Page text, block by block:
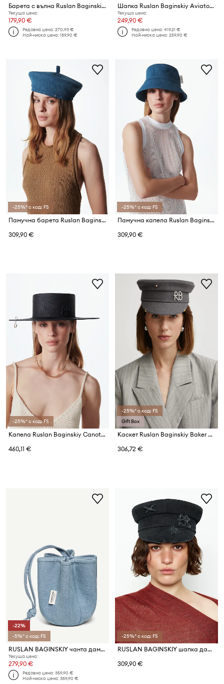
Барета с вълна Ruslan Baginskiy Beret
Текуща цена:
179,90 €
Редовна цена:270,93 €
Най-ниска цена:189,90 €
Шапка Ruslan Baginskiy Aviator Hat
Текуща цена:
249,90 €
Редовна цена:419,21 €
Най-ниска цена:259,90 €
-25%* с код: FS
Памучна барета Ruslan Baginskiy Beret
309,90 €
-25%* с код: FS
Памучна капела Ruslan Baginskiy Bucket Hat
309,90 €
-25%* с код: FS
Капела Ruslan Baginskiy Canotier Hat
460,11 €
-25%* с код: FS
Gift Box
Каскет Ruslan Baginskiy Baker Boy Cap
306,72 €
-22%
-5%* с код: FS
RUSLAN BAGINSKIY чанта дамска от деним Ruslan Baginskiy Denim HatBag
Текуща цена:
279,90 €
Редовна цена:359,90 €
Най-ниска цена:359,90 €
-25%* с код: FS
RUSLAN BAGINSKIY шапка дамска от деним Ruslan Baginskiy Distressed Denim Baker Boy Cap
309,90 €